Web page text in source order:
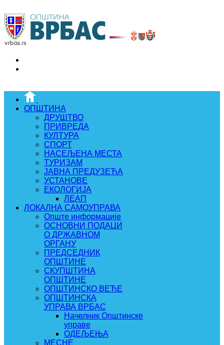
ОПШТИНА
ДРУШТВО
ПРИВРЕДА
КУЛТУРА
СПОРТ
НАСЕЉЕНА МЕСТА
ТУРИЗАМ
ЈАВНА ПРЕДУЗЕЋА
УСТАНОВЕ
ЕКОЛОГИЈА
ЛЕАП
ЛОКАЛНА САМОУПРАВА
Опште информације
ОСНОВНИ ПОДАЦИ
О ДРЖАВНОМ
ОРГАНУ
ПРЕДСЕДНИК
ОПШТИНЕ
СКУПШТИНА
ОПШТИНЕ
ОПШТИНСКО ВЕЋЕ
ОПШТИНСКА
УПРАВА ВРБАС
Начелник Општинске
управе
ОДЕЉЕЊА
МЕСНЕ